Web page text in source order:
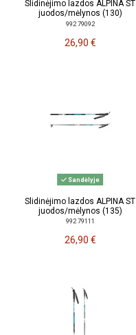
Slidinėjimo lazdos ALPINA ST
juodos/mėlynos (130)
992 79092
26,90 €
Sandėlyje
Slidinėjimo lazdos ALPINA ST
juodos/mėlynos (135)
992 79111
26,90 €